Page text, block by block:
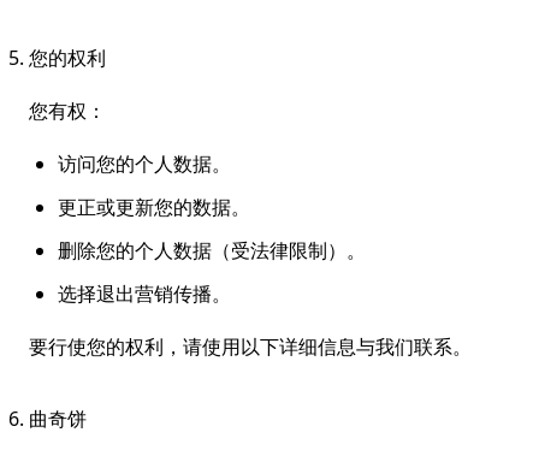
您的权利
您有权：
访问您的个人数据。
更正或更新您的数据。
删除您的个人数据（受法律限制）。
选择退出营销传播。
要行使您的权利，请使用以下详细信息与我们联系。
曲奇饼